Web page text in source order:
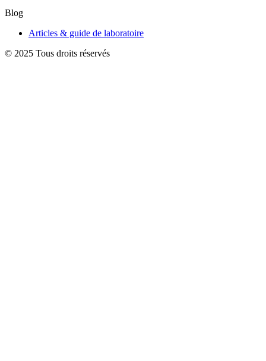
Blog
Articles & guide de laboratoire
© 2025 Tous droits réservés